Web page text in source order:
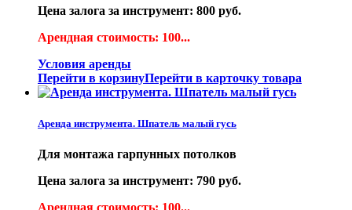
Цена залога за инструмент: 800 руб.
Арендная стоимость: 100...
Условия аренды
Перейти в корзинуПерейти в карточку товара
Аренда инструмента. Шпатель малый гусь
Для монтажа гарпунных потолков
Цена залога за инструмент: 790 руб.
Арендная стоимость: 100...